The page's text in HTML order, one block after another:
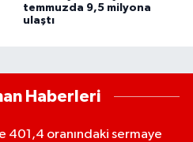
temmuzda 9,5 milyona
ulaştı
Haberleri
401,4 oranındaki sermaye